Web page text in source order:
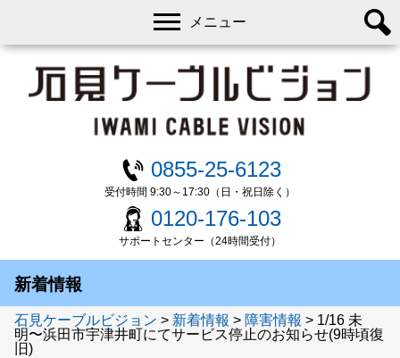
0855-25-6123
受付時間 9:30～17:30（日・祝日除く）
0120-176-103
サポートセンター（24時間受付）
メニュー
新着情報
石見ケーブルビジョン > 新着情報 > 障害情報 > 1/16 未
明〜浜田市宇津井町にてサービス停止のお知らせ(9時頃復
旧)